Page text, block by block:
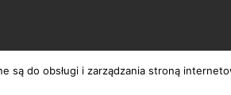
są do obsługi i zarządzania stroną